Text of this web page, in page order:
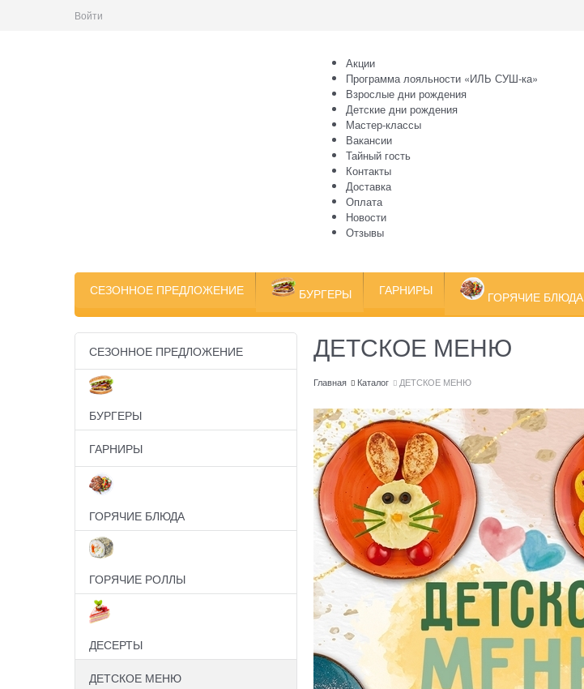
Войти
Акции
Программа лояльности «ИЛЬ СУШ-ка»
Взрослые дни рождения
Детские дни рождения
Мастер-классы
Вакансии
Тайный гость
Контакты
Доставка
Оплата
Новости
Отзывы
СЕЗОННОЕ ПРЕДЛОЖЕНИЕ БУРГЕРЫ ГАРНИРЫ ГОРЯЧИЕ БЛЮДА
СЕЗОННОЕ ПРЕДЛОЖЕНИЕ
БУРГЕРЫ
ГАРНИРЫ
ГОРЯЧИЕ БЛЮДА
ГОРЯЧИЕ РОЛЛЫ
ДЕСЕРТЫ
ДЕТСКОЕ МЕНЮ
ДЕТСКОЕ МЕНЮ
Главная Каталог ДЕТСКОЕ МЕНЮ